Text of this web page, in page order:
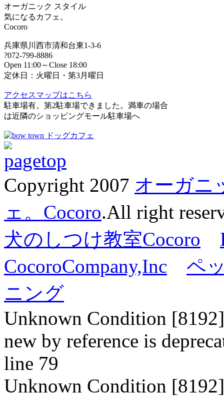
オーガニック スタイル
気になるカフェ。
Cocoro
兵庫県川西市清和台東1-3-6
?072-799-8886
Open 11:00～Close 18:00
定休日：火曜日・第3月曜日
アクセスマップはこちら
駐車場有。第2駐車場できました。満車の場合
は近隣のショッピングモール駐車場へ
Copyright 2007 オーガニ
ェ。Cocoro.All right
犬のしつけ教室Cocoro
CocoroCompany,Inc
ペ
ニング
Unknown Condition
new by reference is
line 79
Unknown Condition